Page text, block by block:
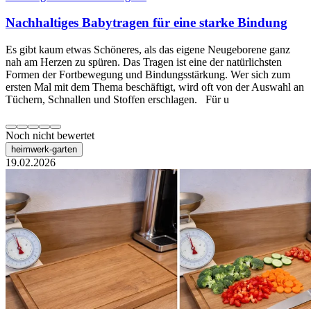
Nachhaltiges Babytragen für eine starke Bindung
Es gibt kaum etwas Schöneres, als das eigene Neugeborene ganz
nah am Herzen zu spüren. Das Tragen ist eine der natürlichsten
Formen der Fortbewegung und Bindungsstärkung. Wer sich zum
ersten Mal mit dem Thema beschäftigt, wird oft von der Auswahl an
Tüchern, Schnallen und Stoffen erschlagen. Für u
Noch nicht bewertet
heimwerk-garten
19.02.2026